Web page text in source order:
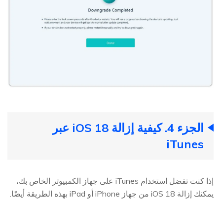
الجزء 4. كيفية إزالة iOS 18 عبر
iTunes
إذا كنت تفضل استخدام iTunes على جهاز الكمبيوتر الخاص بك،
يمكنك إزالة iOS 18 من جهاز iPhone أو iPad بهذه الطريقة أيضًا.